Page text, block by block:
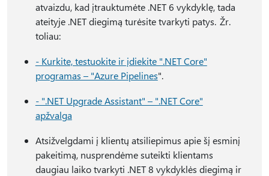
atvaizdu, kad įtrauktumėte .NET 6 vykdyklę, tada
ateityje .NET diegimą turėsite tvarkyti patys. Žr.
toliau:
- Kurkite, testuokite ir įdiekite ".NET Core"
programas – "Azure Pipelines".
- ".NET Upgrade Assistant" – ".NET Core"
apžvalga
Atsižvelgdami į klientų atsiliepimus apie šį esminį
pakeitimą, nusprendėme suteikti klientams
daugiau laiko tvarkyti .NET 8 vykdyklės diegimą ir